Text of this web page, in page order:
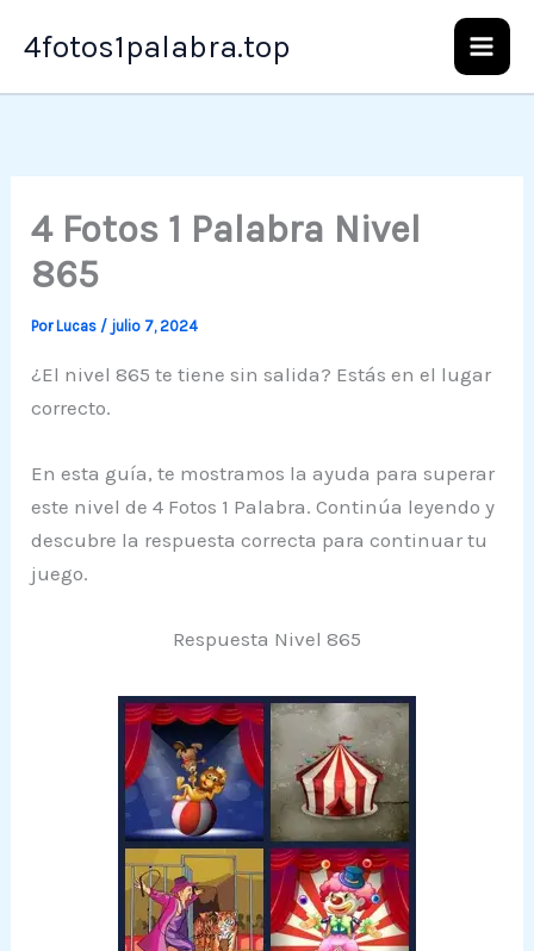
4fotos1palabra.top
4 Fotos 1 Palabra Nivel
865
PorLucas / julio 7, 2024
¿El nivel 865 te tiene sin salida? Estás en el lugar
correcto.
En esta guía, te mostramos la ayuda para superar
este nivel de 4 Fotos 1 Palabra. Continúa leyendo y
descubre la respuesta correcta para continuar tu
juego.
Respuesta Nivel 865